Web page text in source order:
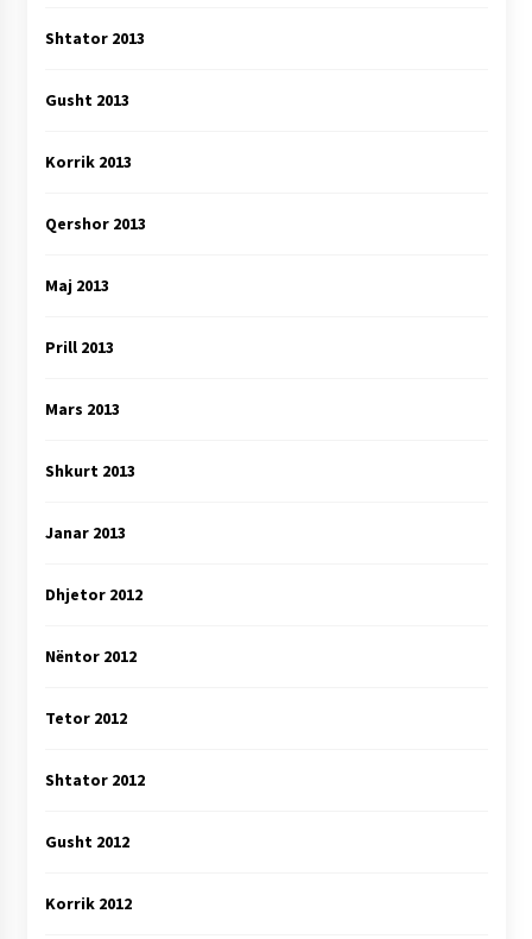
Shtator 2013
Gusht 2013
Korrik 2013
Qershor 2013
Maj 2013
Prill 2013
Mars 2013
Shkurt 2013
Janar 2013
Dhjetor 2012
Nëntor 2012
Tetor 2012
Shtator 2012
Gusht 2012
Korrik 2012